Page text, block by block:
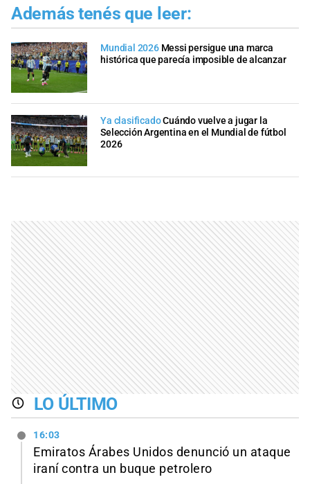
Además tenés que leer:
Mundial 2026 Messi persigue una marca
histórica que parecía imposible de alcanzar
Ya clasificadoCuándo vuelve a jugar la
Selección Argentina en el Mundial de fútbol
2026
LO ÚLTIMO
16:03
Emiratos Árabes Unidos denunció un ataque
iraní contra un buque petrolero